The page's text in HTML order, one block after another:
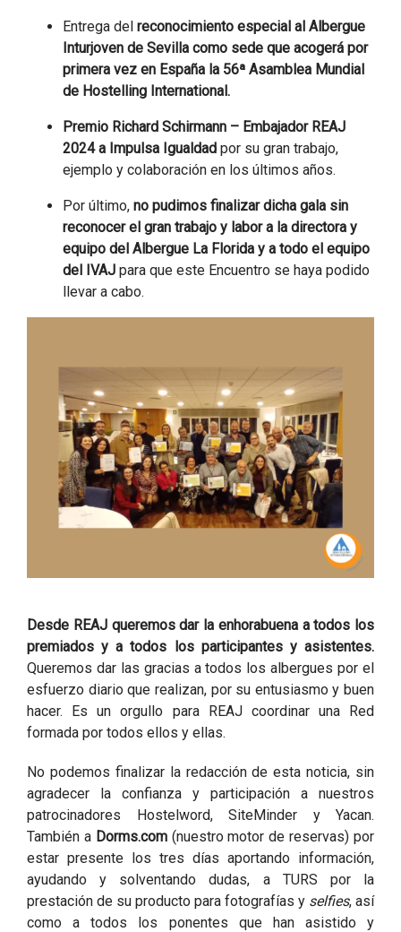
Entrega del reconocimiento especial al Albergue
Inturjoven de Sevilla como sede que acogerá por
primera vez en España la 56ª Asamblea Mundial
de Hostelling International.
Premio Richard Schirmann – Embajador REAJ
2024 a Impulsa Igualdad por su gran trabajo,
ejemplo y colaboración en los últimos años.
Por último, no pudimos finalizar dicha gala sin
reconocer el gran trabajo y labor a la directora y
equipo del Albergue La Florida y a todo el equipo
del IVAJ para que este Encuentro se haya podido
llevar a cabo.
Desde REAJ queremos dar la enhorabuena a todos los
premiados y a todos los participantes y asistentes.
Queremos dar las gracias a todos los albergues por el
esfuerzo diario que realizan, por su entusiasmo y buen
hacer. Es un orgullo para REAJ coordinar una Red
formada por todos ellos y ellas.
No podemos finalizar la redacción de esta noticia, sin
agradecer la confianza y participación a nuestros
patrocinadores Hostelword, SiteMinder y Yacan.
También a Dorms.com(nuestro motor de reservas) por
estar presente los tres días aportando información,
ayudando y solventando dudas, a TURS por la
prestación de su producto para fotografías y selfies, así
como a todos los ponentes que han asistido y